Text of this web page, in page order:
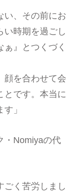
い、その前にお
時期を過ごし
』とつくづく
顔を合わせて会
です。本当に
」
・Nomiyaの代
ごく苦労しまし